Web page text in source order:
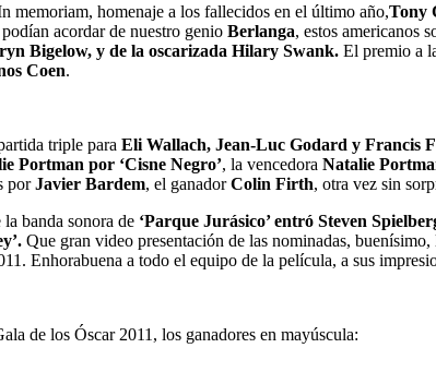
memoriam, homenaje a los fallecidos en el último año,Tony
acordar de nuestro genio Berlanga, estos americanos
Bigelow, y de la oscarizada Hilary Swank. El premio a
Coen.
triple para Eli Wallach, Jean-Luc Godard y Francis
Portman por ‘Cisne Negro’, la vencedora Natalie
porJavier Bardem, el ganadorColin Firth, otra vez sin
banda sonora de ‘Parque Jurásico’ entró Steven
Que gran video presentación de las nominadas,
Enhorabuena a todo el equipo de la película, a sus
de los Óscar 2011, los ganadores en mayúscula: